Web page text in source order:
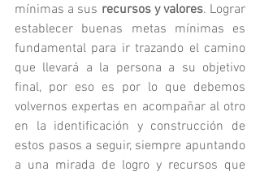
mínimas a sus recursos y valores. Lograr
establecer buenas metas mínimas es
fundamental para ir trazando el camino
que llevará a la persona a su objetivo
final, por eso es por lo que debemos
volvernos expertas en acompañar al otro
en la identificación y construcción de
estos pasos a seguir, siempre apuntando
a una mirada de logro y recursos que